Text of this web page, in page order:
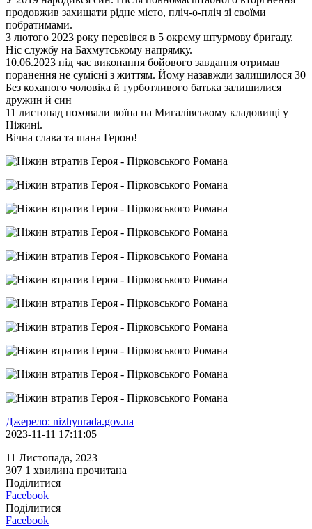
продовжив захищати рідне місто, пліч-о-пліч зі своїми
побратимами.
З лютого 2023 року перевівся в 5 окрему штурмову бригаду.
Ніс службу на Бахмутському напрямку.
10.06.2023 під час виконання бойового завдання отримав
поранення не сумісні з життям. Йому назавжди залишилося 30
Без коханого чоловіка й турботливого батька залишилися
дружин й син
11 листопад поховали воїна на Мигалівському кладовищі у
Ніжині.
Вічна слава та шана Герою!
Джерело: nizhynrada.gov.ua
2023-11-11 17:11:05
11 Листопада, 2023
307 1 хвилина прочитана
Поділитися
Facebook
Поділитися
Facebook